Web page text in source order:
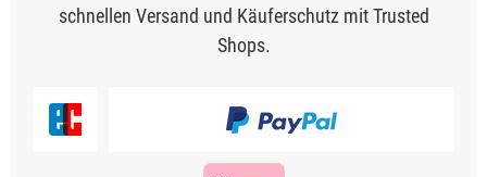
schnellen Versand und Käuferschutz mit Trusted
Shops.